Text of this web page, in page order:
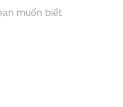
muốn biết